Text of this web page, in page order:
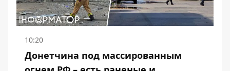
10:20
Донетчина под массированным